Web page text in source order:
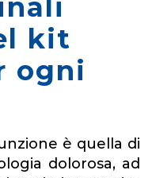
kit
ogni
è quella di
dolorosa, ad